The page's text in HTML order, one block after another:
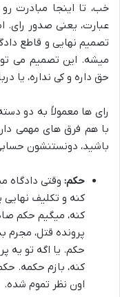
خب، تا اینجا مبادرت
عبارت، یعنی صدور رای.
تصمیم نهایی و قاطع
میشه. این تصمیم می
حق داره و کی نداره، یا
رای ها معمولاً به دو
با هم فرق های مهمی
باشید، دونستنشون
حکم: وقتی دادگاه
کنه و تکلیف
کنه، میگیم حکم
پرونده قتل، مجرم
حکم. یا اگه تو یه
کنه، بازم حکمه.
اون نظر تموم شده.